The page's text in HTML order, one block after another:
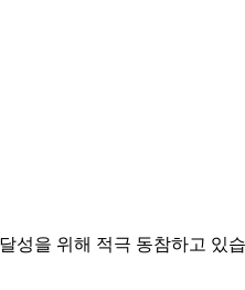
성을 위해 적극 동참하고 있